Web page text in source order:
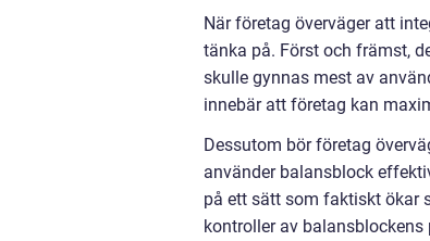
När företag överväger att
tänka på. Först och främst,
skulle gynnas mest av
innebär att företag kan
Dessutom bör företag
använder balansblock
på ett sätt som faktiskt ökar
kontroller av